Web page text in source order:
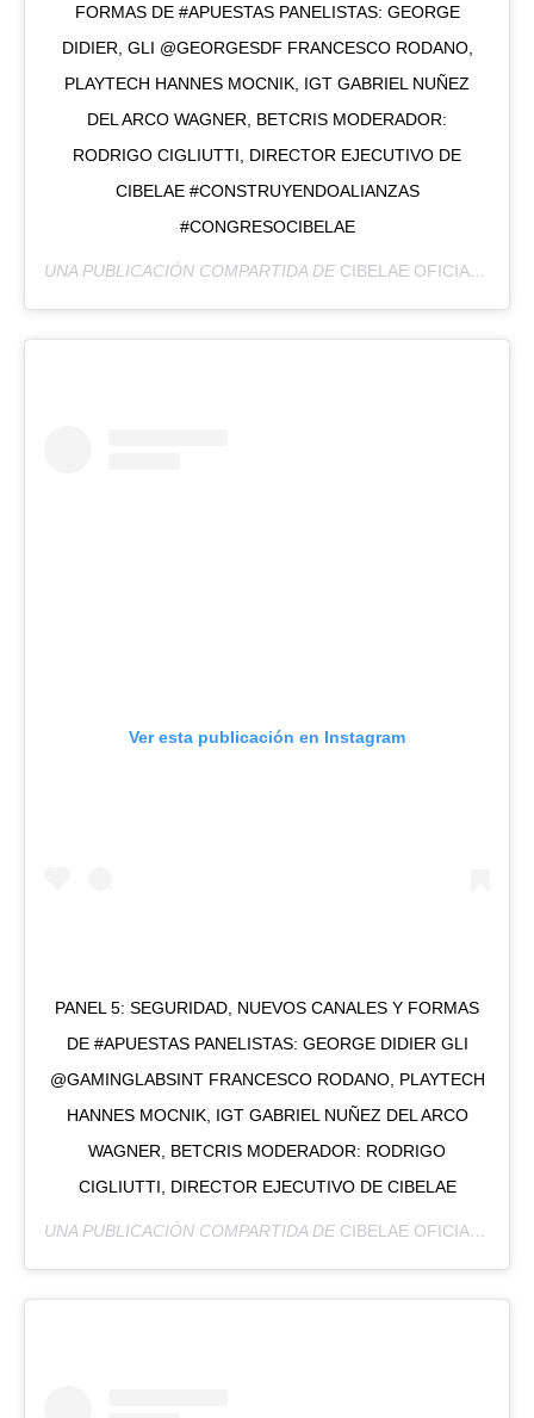
FORMAS DE #APUESTAS PANELISTAS: GEORGE
DIDIER, GLI @GEORGESDF FRANCESCO RODANO,
PLAYTECH HANNES MOCNIK, IGT GABRIEL NUÑEZ
DEL ARCO WAGNER, BETCRIS MODERADOR:
RODRIGO CIGLIUTTI, DIRECTOR EJECUTIVO DE
CIBELAE #CONSTRUYENDOALIANZAS
#CONGRESOCIBELAE
UNA PUBLICACIÓN COMPARTIDA DE CIBELAE OFICIAL
Ver esta publicación en Instagram
PANEL 5: SEGURIDAD, NUEVOS CANALES Y FORMAS
DE #APUESTAS PANELISTAS: GEORGE DIDIER GLI
@GAMINGLABSINT FRANCESCO RODANO, PLAYTECH
HANNES MOCNIK, IGT GABRIEL NUÑEZ DEL ARCO
WAGNER, BETCRIS MODERADOR: RODRIGO
CIGLIUTTI, DIRECTOR EJECUTIVO DE CIBELAE
UNA PUBLICACIÓN COMPARTIDA DE CIBELAE OFICIAL